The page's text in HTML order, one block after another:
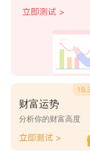
财富运势
分析你的财富高度